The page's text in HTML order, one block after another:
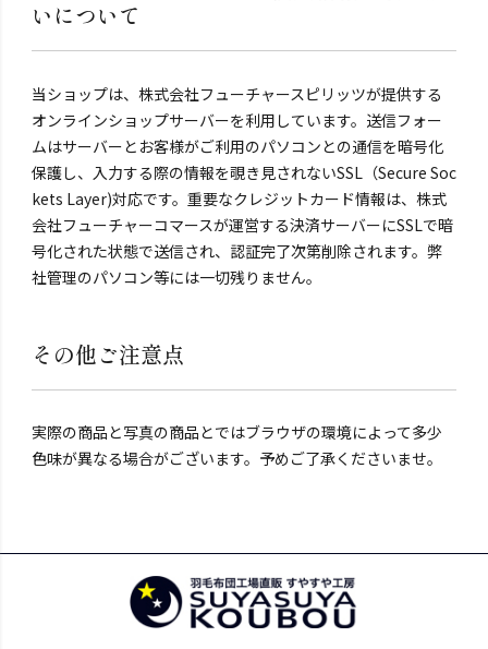
いについて
当ショップは、株式会社フューチャースピリッツが提供する
オンラインショップサーバーを利用しています。送信フォー
ムはサーバーとお客様がご利用のパソコンとの通信を暗号化
保護し、入力する際の情報を覗き見されないSSL（Secure Soc
kets Layer)対応です。重要なクレジットカード情報は、株式
会社フューチャーコマースが運営する決済サーバーにSSLで暗
号化された状態で送信され、認証完了次第削除されます。弊
社管理のパソコン等には一切残りません。
その他ご注意点
実際の商品と写真の商品とではブラウザの環境によって多少
色味が異なる場合がございます。予めご了承くださいませ。